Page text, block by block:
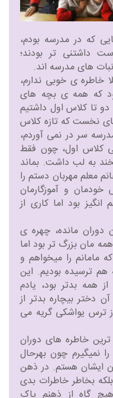
هایی که در مدرسه بودم،
داشتنی تر بودند‌؛
های مدرسه اند.
خاطره ی خوبی ندارم،
که همه ی بچه های
تا کلاس اول داشتیم
نخست که تازه کلاس
سر در نمی آوردم،
کلاس اول، چون فقط
به لب داشت. بماند
معلم مهربان دستم را
و آموزگارمان
بود اما کاری از
دوران مانده، چهره ی
مان بزرگ تر بود اما
مامانم را میخواهم و
هم ترسیده بودیم. این
همه بدتر بود، یادم
بیچاره بدتر از
ترس یواشکی گریه می
خاطره های دوران
نمیگیرم چون بهرحال
ایشان هستم. در ذهن
بخاطر خاطرات بدی
گاه از ذهنم پاک